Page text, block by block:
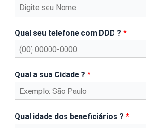
Qual seu telefone com DDD ? *
Qual a sua Cidade ? *
Qual idade dos beneficiários ? *